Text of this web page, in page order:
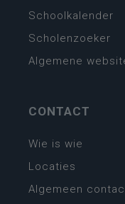
Schoolkalender
Scholenzoeker
Algemene
CONTACT
Wie is wie
Locaties
Algemeen